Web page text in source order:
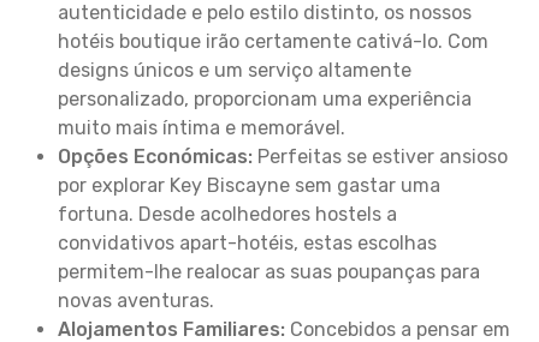
autenticidade e pelo estilo distinto, os nossos
hotéis boutique irão certamente cativá-lo. Com
designs únicos e um serviço altamente
personalizado, proporcionam uma experiência
muito mais íntima e memorável.
Opções Económicas: Perfeitas se estiver ansioso
por explorar Key Biscayne sem gastar uma
fortuna. Desde acolhedores hostels a
convidativos apart-hotéis, estas escolhas
permitem-lhe realocar as suas poupanças para
novas aventuras.
Alojamentos Familiares: Concebidos a pensar em